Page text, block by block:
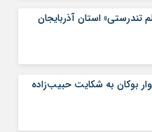
تندرستی» استان آذربایجان
بوکان به شکایت حبیب‌زاده